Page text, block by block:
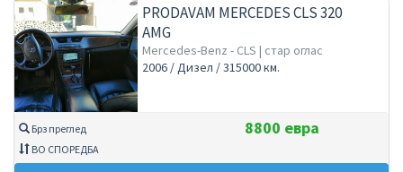
PRODAVAM MERCEDES CLS 320
AMG
Mercedes-Benz - CLS | стар оглас
2006 / Дизел / 315000 км.
Брз преглед
ВО СПОРЕДБА
8800 евра